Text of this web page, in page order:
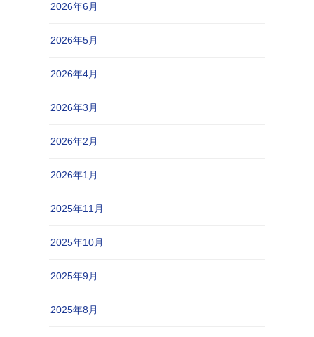
2026年6月
2026年5月
2026年4月
2026年3月
2026年2月
2026年1月
2025年11月
2025年10月
2025年9月
2025年8月